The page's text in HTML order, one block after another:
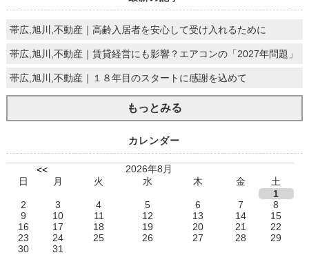
帯広,旭川,不動産｜高齢入居者を安心して受け入れるために
帯広,旭川,不動産｜賃貸経営にも影響？エアコンの「2027年問題」
帯広,旭川,不動産｜１８年目のスタートに感謝を込めて
もっとみる
カレンダー
<<
2026年8月
日
月 火 水 木 金
土
1
2
3 4 5 6 7
8
9
10 11 12 13 14
15
16
17 18 19 20 21
22
23
24 25 26 27 28
29
30
31